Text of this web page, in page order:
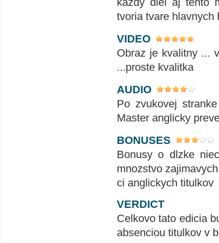
tvoria tvare hlavnych
VIDEO
Obraz je kvalitny ...
...proste kvalitka
AUDIO
Po zvukovej
Master anglicky
BONUSES
Bonusy o dlzke
mnozstvo
ci anglickych titulkov
VERDICT
Celkovo tato edicia
absenciou titulkov v